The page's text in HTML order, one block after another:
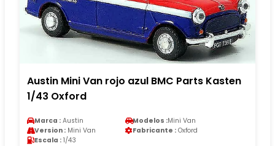
Austin Mini Van rojo azul BMC Parts Kasten
1/43 Oxford
Marca : Austin Modelos :Mini Van
Version : Mini Van Fabricante : Oxford
Escala : 1/43